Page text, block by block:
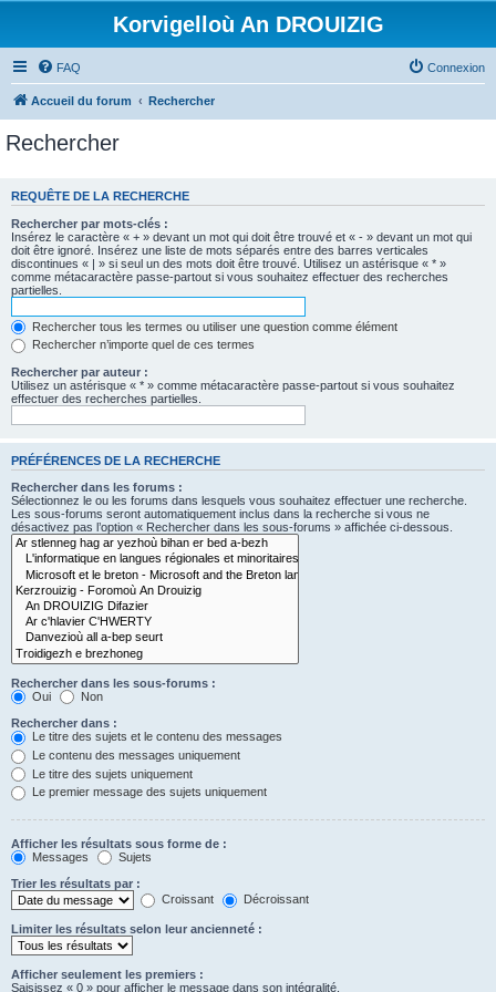
Korvigelloù An DROUIZIG
FAQ Connexion
Accueil du forum Rechercher
Rechercher
REQUÊTE DE LA RECHERCHE
Rechercher par mots-clés :
Insérez le caractère « + » devant un mot qui doit être trouvé et « - » devant un mot qui
doit être ignoré. Insérez une liste de mots séparés entre des barres verticales
discontinues « | » si seul un des mots doit être trouvé. Utilisez un astérisque « * »
comme métacaractère passe-partout si vous souhaitez effectuer des recherches
partielles.
Rechercher tous les termes ou utiliser une question comme élément
Rechercher n’importe quel de ces termes
Rechercher par auteur :
Utilisez un astérisque « * » comme métacaractère passe-partout si vous souhaitez
effectuer des recherches partielles.
PRÉFÉRENCES DE LA RECHERCHE
Rechercher dans les forums :
Sélectionnez le ou les forums dans lesquels vous souhaitez effectuer une recherche.
Les sous-forums seront automatiquement inclus dans la recherche si vous ne
désactivez pas l’option « Rechercher dans les sous-forums » affichée ci-dessous.
Rechercher dans les sous-forums :
Oui
Non
Rechercher dans :
Le titre des sujets et le contenu des messages
Le contenu des messages uniquement
Le titre des sujets uniquement
Le premier message des sujets uniquement
Afficher les résultats sous forme de :
Messages
Sujets
Trier les résultats par :
Croissant
Décroissant
Limiter les résultats selon leur ancienneté :
Afficher seulement les premiers :
Saisissez « 0 » pour afficher le message dans son intégralité.